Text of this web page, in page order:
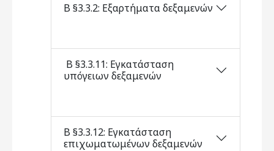
Β §3.3.2: Εξαρτήματα δεξαμενών
Β §3.3.11: Εγκατάσταση
υπόγειων δεξαμενών
Β §3.3.12: Εγκατάσταση
επιχωματωμένων δεξαμενών